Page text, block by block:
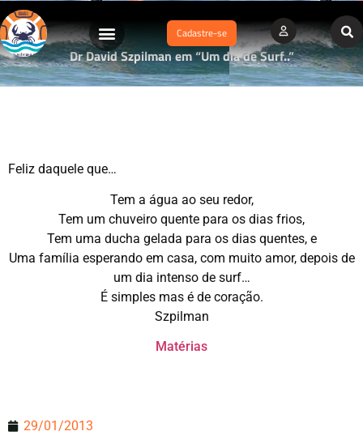
Cadastre-se
Dr David Szpilman em “Um dia de Surf..”
Feliz daquele que…
Tem a água ao seu redor,
Tem um chuveiro quente para os dias frios,
Tem uma ducha gelada para os dias quentes, e
Uma família esperando em casa, com muito amor, depois de
um dia intenso de surf…
É simples mas é de coração.
Szpilman
Matérias
29/01/2013